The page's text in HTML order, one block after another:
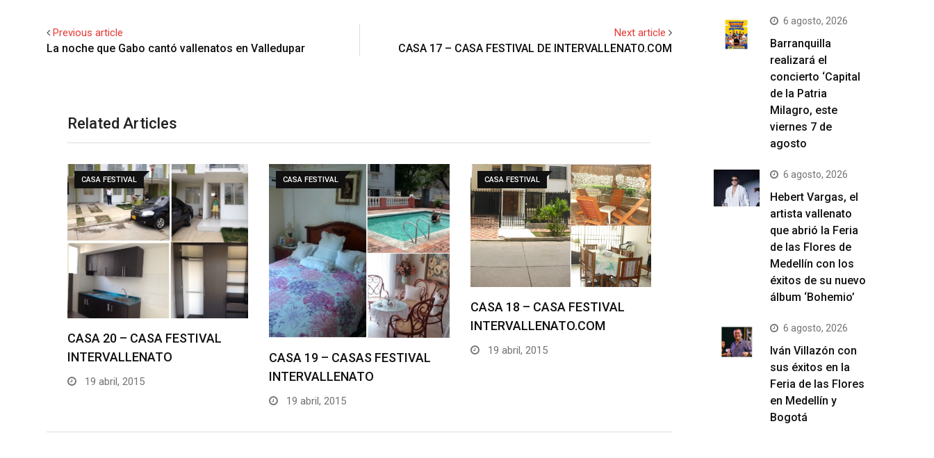
Previous article
La noche que Gabo cantó vallenatos en Valledupar
Next article
CASA 17 – CASA FESTIVAL DE INTERVALLENATO.COM
Related Articles
CASA FESTIVAL
CASA 20 – CASA FESTIVAL
INTERVALLENATO
19 abril, 2015
CASA FESTIVAL
CASA 19 – CASAS FESTIVAL
INTERVALLENATO
19 abril, 2015
CASA FESTIVAL
CASA 18 – CASA FESTIVAL
INTERVALLENATO.COM
19 abril, 2015
6 agosto, 2026
Barranquilla
realizará el
concierto ‘Capital
de la Patria
Milagro, este
viernes 7 de
agosto
6 agosto, 2026
Hebert Vargas, el
artista vallenato
que abrió la Feria
de las Flores de
Medellín con los
éxitos de su nuevo
álbum ‘Bohemio’
6 agosto, 2026
Iván Villazón con
sus éxitos en la
Feria de las Flores
en Medellín y
Bogotá